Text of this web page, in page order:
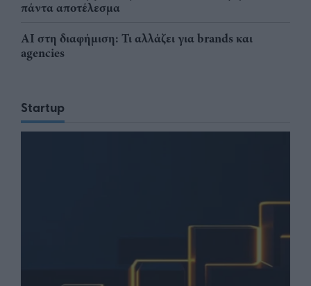
πάντα αποτέλεσμα
AI στη διαφήμιση: Τι αλλάζει για brands και
agencies
Startup